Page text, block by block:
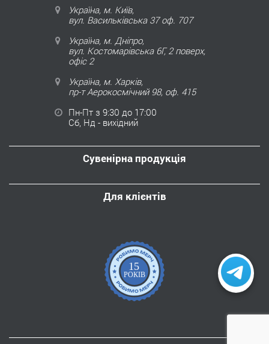
Україна, м. Київ,
вул. Васильківська 37 оф. 707
Україна, м. Дніпро,
вул. Костомарівська 6Г, 2 поверх,
офіс 2
Україна, м. Харків,
пр-т Аерокосмічний 98, оф. 415
Пн-Пт з 9:30 до 17:00
Сб, Нд - вихідний
Сувенірна продукція
Для клієнтів
15
РОКІВ